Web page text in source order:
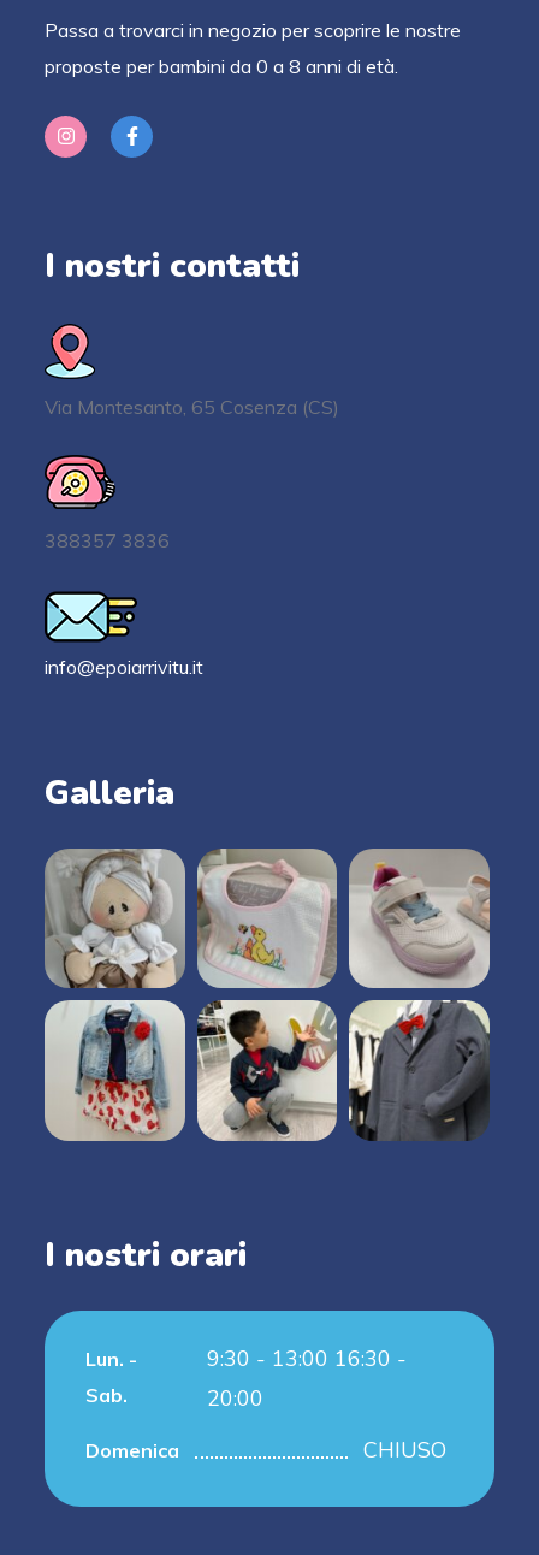
Passa a trovarci in negozio per scoprire le nostre
proposte per bambini da 0 a 8 anni di età.
I nostri contatti
Via Montesanto, 65 Cosenza (CS)
388357 3836
info@epoiarrivitu.it
Galleria
I nostri orari
Lun. -
Sab.
9:30 - 13:00 16:30 -
20:00
Domenica CHIUSO